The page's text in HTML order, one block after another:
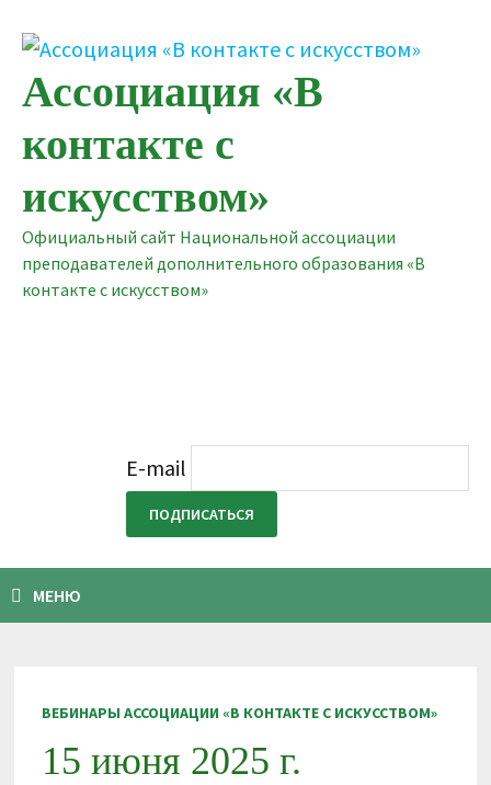
содержимому
Ассоциация «В
контакте с
искусством»
Официальный сайт Национальной ассоциации
преподавателей дополнительного образования «В
контакте с искусством»
E-mail
МЕНЮ
ВЕБИНАРЫ АССОЦИАЦИИ «В КОНТАКТЕ С ИСКУССТВОМ»
15 июня 2025 г.